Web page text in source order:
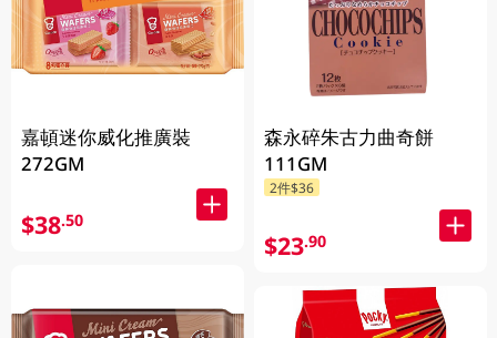
嘉頓迷你威化推廣裝
272GM
$38.50
森永碎朱古力曲奇餅
111GM
2件$36
$23.90